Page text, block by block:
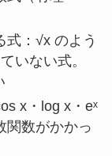
式：√x のよう
いない式。
x・log x・eˣ
関数がかかっ